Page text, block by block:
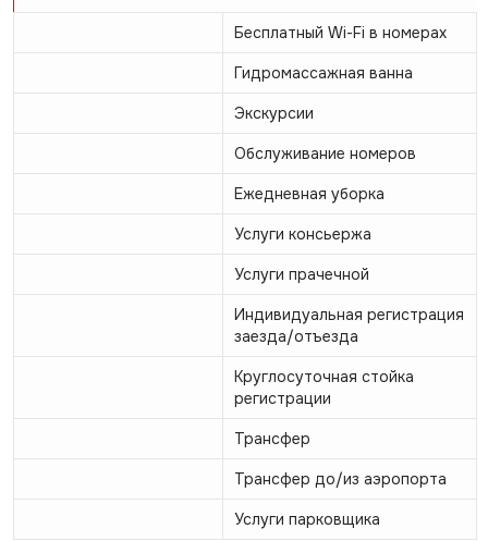
Бесплатный Wi-Fi в номерах
Гидромассажная ванна
Экскурсии
Обслуживание номеров
Ежедневная уборка
Услуги консьержа
Услуги прачечной
Индивидуальная регистрация
заезда/отъезда
Круглосуточная стойка
регистрации
Трансфер
Трансфер до/из аэропорта
Услуги парковщика